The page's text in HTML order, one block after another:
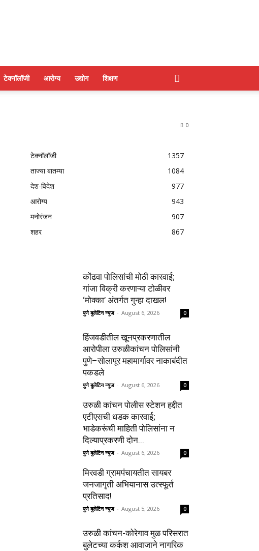
टेक्नॉलॉजी आरोग्य उद्योग शिक्षण
0
टेक्नॉलॉजी
1357
ताज्या बातम्या
1084
देश-विदेश
977
आरोग्य
943
मनोरंजन
907
शहर
867
कोंढवा पोलिसांची मोठी कारवाई;
गांजा विक्री करणाऱ्या टोळीवर
‘मोक्का’ अंतर्गत गुन्हा दाखल!
पुणे बुलेटिन न्यूज - August 6, 2026 0
हिंजवडीतील खूनप्रकरणातील
आरोपीला उरुळीकांचन पोलिसांनी
पुणे–सोलापूर महामार्गावर नाकाबंदीत
पकडले
पुणे बुलेटिन न्यूज - August 6, 2026 0
उरुळी कांचन पोलीस स्टेशन हद्दीत
एटीएसची धडक कारवाई;
भाडेकरूंची माहिती पोलिसांना न
दिल्याप्रकरणी दोन...
पुणे बुलेटिन न्यूज - August 6, 2026 0
मिरवडी ग्रामपंचायतीत सायबर
जनजागृती अभियानास उत्स्फूर्त
प्रतिसाद!
पुणे बुलेटिन न्यूज - August 5, 2026 0
उरुळी कांचन-कोरेगाव मुळ परिसरात
बुलेटच्या कर्कश आवाजाने नागरिक